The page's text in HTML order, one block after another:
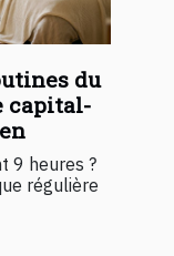
du
capital-
9 heures ?
régulière